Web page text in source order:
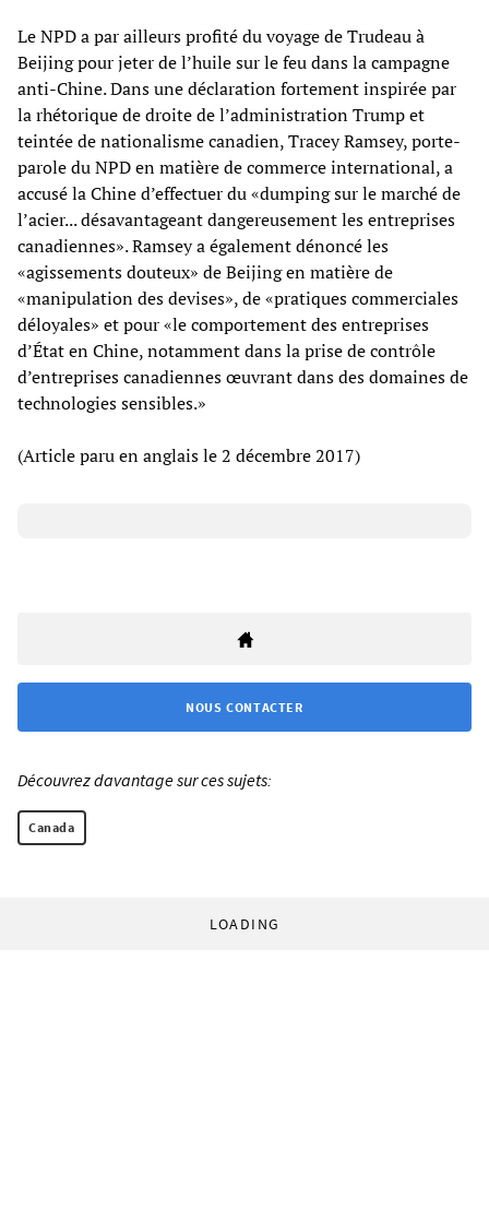
Le NPD a par ailleurs profité du voyage de Trudeau à
Beijing pour jeter de l’huile sur le feu dans la campagne
anti-Chine. Dans une déclaration fortement inspirée par
la rhétorique de droite de l’administration Trump et
teintée de nationalisme canadien, Tracey Ramsey, porte-
parole du NPD en matière de commerce international, a
accusé la Chine d’effectuer du «dumping sur le marché de
l’acier... désavantageant dangereusement les entreprises
canadiennes». Ramsey a également dénoncé les
«agissements douteux» de Beijing en matière de
«manipulation des devises», de «pratiques commerciales
déloyales» et pour «le comportement des entreprises
d’État en Chine, notamment dans la prise de contrôle
d’entreprises canadiennes œuvrant dans des domaines de
technologies sensibles.»
(Article paru en anglais le 2 décembre 2017)
NOUS CONTACTER
Découvrez davantage sur ces sujets:
Canada
LOADING